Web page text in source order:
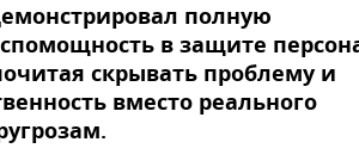
полную
в защите
скрывать проблему и
вместо реального